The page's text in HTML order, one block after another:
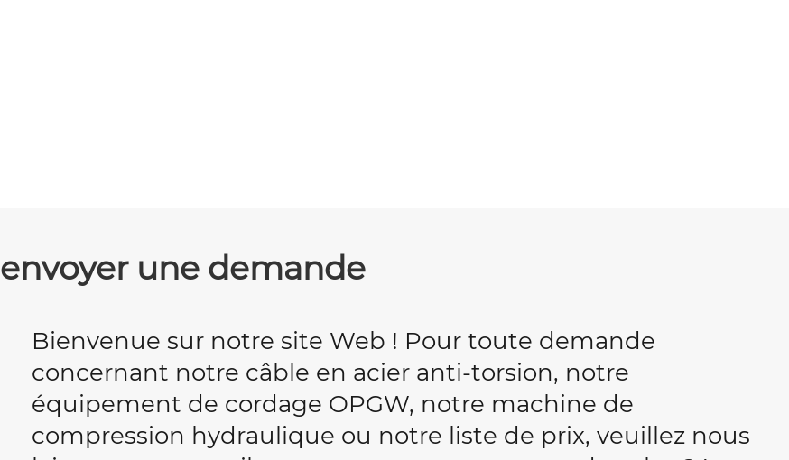
envoyer une demande
Bienvenue sur notre site Web ! Pour toute demande
concernant notre câble en acier anti-torsion, notre
équipement de cordage OPGW, notre machine de
compression hydraulique ou notre liste de prix, veuillez nous